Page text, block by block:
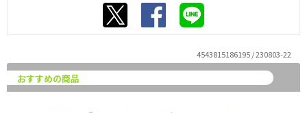
4543815186195 / 230803-22
おすすめの商品